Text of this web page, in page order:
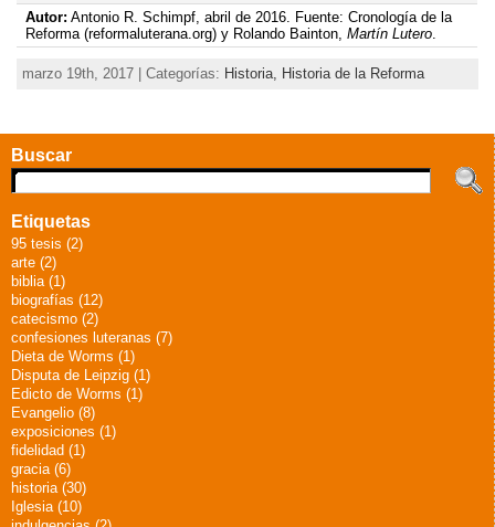
Autor: Antonio R. Schimpf, abril de 2016. Fuente: Cronología de la
Reforma (reformaluterana.org) y Rolando Bainton, Martín Lutero.
marzo 19th, 2017 | Categorías: Historia, Historia de la Reforma
Buscar
Etiquetas
95 tesis (2)
arte (2)
biblia (1)
biografías (12)
catecismo (2)
confesiones luteranas (7)
Dieta de Worms (1)
Disputa de Leipzig (1)
Edicto de Worms (1)
Evangelio (8)
exposiciones (1)
fidelidad (1)
gracia (6)
historia (30)
Iglesia (10)